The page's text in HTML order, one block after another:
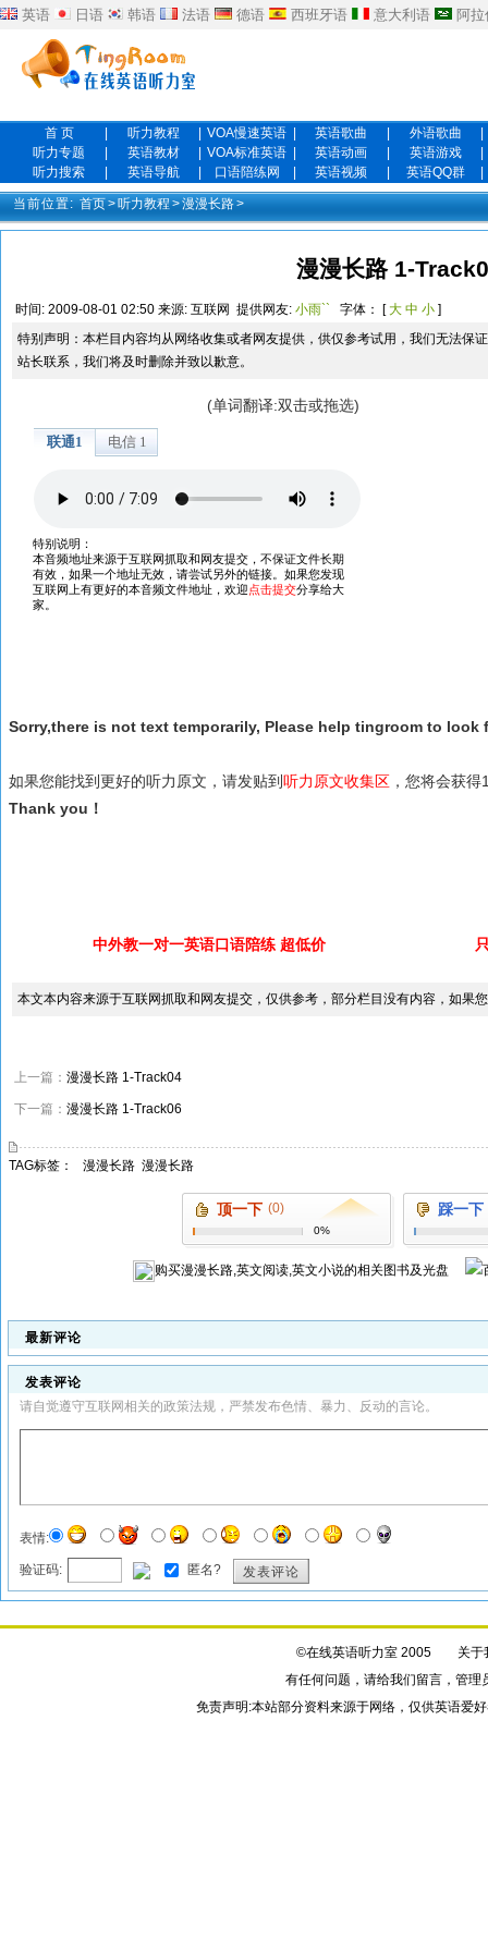
英语 日语 韩语 法语 德语 西班牙语 意大利语 阿
首 页 听力教程 VOA慢速英语 英语歌曲 外语歌曲
听力专题
英语教材 VOA标准英语 英语动画 英语游戏
听力搜索
英语导航 口语陪练网 英语视频 英语QQ群
当前位置: 首页>听力教程 >漫漫长路>
漫漫长路 1-
时间: 2009-08-01 02:50 来源: 互联网 提供网友: 小雨`` 字体： [大 中 小 ]
特别声明：本栏目内容均从网络收集或者网友提供，供仅参考试用，我们无法保
站长联系，我们将及时删除并致以歉意。
(单词翻译:双击或拖选)
Sorry,there is not text temporarily, Please help tingroom to look
如果您能找到更好的听力原文，请发贴到听力原文收集区 ，您将会获
Thank you！
中外教一对一英语口语陪练 超低价
本文本内容来源于互联网抓取和网友提交，仅供参考，部分栏目没有内容，如果
上一篇： 漫漫长路 1-Track04
下一篇： 漫漫长路 1-Track06
TAG标签： 漫漫长路 漫漫长路
顶一下 (0)
0%
踩一下
购买漫漫长路,英文阅读,英文小说的相关图书及光盘
最新评论
发表评论
请自觉遵守互联网相关的政策法规，严禁发布色情、暴力、反动的言论。
表情:
验证码: 匿名? 发表评论
©在线英语听力室 2005 关于
有任何问题，请给我们留言，管理
免责声明:本站部分资料来源于网络，仅供英语爱